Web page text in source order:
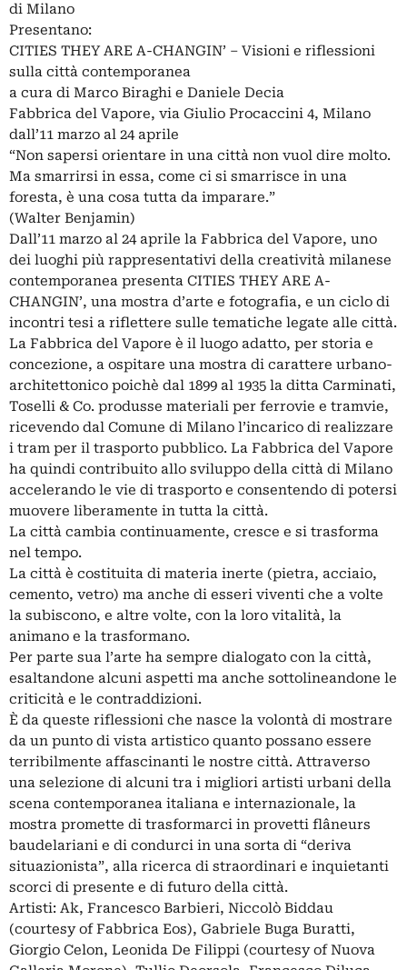
di Milano
Presentano:
CITIES THEY ARE A-CHANGIN’ – Visioni e riflessioni
sulla città contemporanea
a cura di Marco Biraghi e Daniele Decia
Fabbrica del Vapore, via Giulio Procaccini 4, Milano
dall’11 marzo al 24 aprile
“Non sapersi orientare in una città non vuol dire molto.
Ma smarrirsi in essa, come ci si smarrisce in una
foresta, è una cosa tutta da imparare.”
(Walter Benjamin)
Dall’11 marzo al 24 aprile la Fabbrica del Vapore, uno
dei luoghi più rappresentativi della creatività milanese
contemporanea presenta CITIES THEY ARE A-
CHANGIN’, una mostra d’arte e fotografia, e un ciclo di
incontri tesi a riflettere sulle tematiche legate alle città.
La Fabbrica del Vapore è il luogo adatto, per storia e
concezione, a ospitare una mostra di carattere urbano-
architettonico poichè dal 1899 al 1935 la ditta Carminati,
Toselli & Co. produsse materiali per ferrovie e tramvie,
ricevendo dal Comune di Milano l’incarico di realizzare
i tram per il trasporto pubblico. La Fabbrica del Vapore
ha quindi contribuito allo sviluppo della città di Milano
accelerando le vie di trasporto e consentendo di potersi
muovere liberamente in tutta la città.
La città cambia continuamente, cresce e si trasforma
nel tempo.
La città è costituita di materia inerte (pietra, acciaio,
cemento, vetro) ma anche di esseri viventi che a volte
la subiscono, e altre volte, con la loro vitalità, la
animano e la trasformano.
Per parte sua l’arte ha sempre dialogato con la città,
esaltandone alcuni aspetti ma anche sottolineandone le
criticità e le contraddizioni.
È da queste riflessioni che nasce la volontà di mostrare
da un punto di vista artistico quanto possano essere
terribilmente affascinanti le nostre città. Attraverso
una selezione di alcuni tra i migliori artisti urbani della
scena contemporanea italiana e internazionale, la
mostra promette di trasformarci in provetti flâneurs
baudelariani e di condurci in una sorta di “deriva
situazionista”, alla ricerca di straordinari e inquietanti
scorci di presente e di futuro della città.
Artisti: Ak, Francesco Barbieri, Niccolò Biddau
(courtesy of Fabbrica Eos), Gabriele Buga Buratti,
Giorgio Celon, Leonida De Filippi (courtesy of Nuova